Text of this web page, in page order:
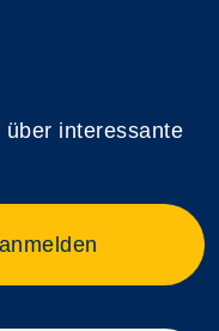
interessante